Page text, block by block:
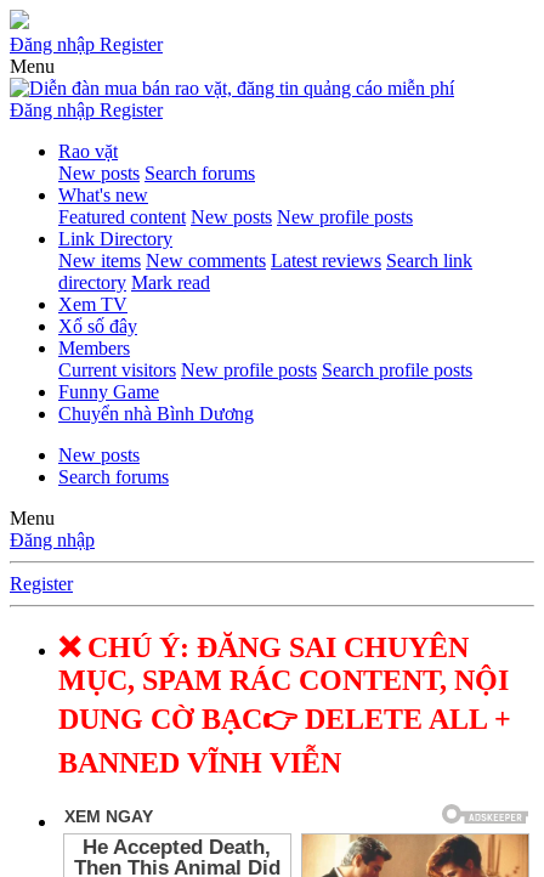
Đăng nhập Register
Menu
Đăng nhập Register
Rao vặt
New posts Search forums
What's new
Featured content New posts New profile posts
Link Directory
New items New comments Latest reviews Search link
directory Mark read
Xem TV
Xổ số đây
Members
Current visitors New profile posts Search profile posts
Funny Game
Chuyển nhà Bình Dương
New posts
Search forums
Menu
Đăng nhập
Register
❌ CHÚ Ý: ĐĂNG SAI CHUYÊN
MỤC, SPAM RÁC CONTENT, NỘI
DUNG CỜ BẠC👉 DELETE ALL +
BANNED VĨNH VIỄN